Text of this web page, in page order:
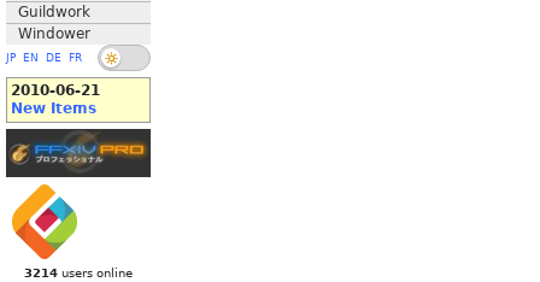
Guildwork
Windower
JP EN DE FR
2010-06-21
New Items
3214 users online